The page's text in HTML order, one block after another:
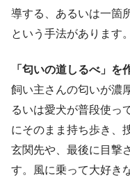
導する、あるいは一箇
という手法があります。
「匂いの道しるべ」を
飼い主さんの匂いが濃
るいは愛犬が普段使っ
にそのまま持ち歩き、
玄関先や、最後に目撃
す。風に乗って大好き